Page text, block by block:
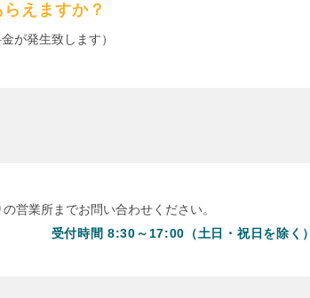
えますか？
が発生致します）
営業所までお問い合わせください。
受付時間 8:30～17:00（土日・祝日を除く）